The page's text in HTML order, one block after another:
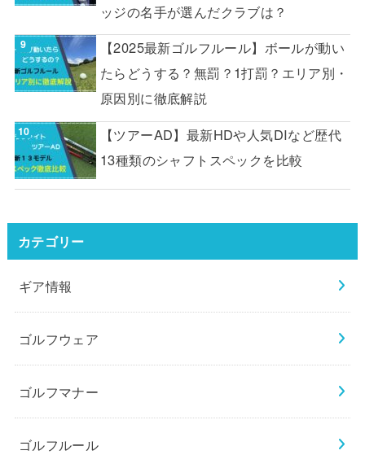
ッジの名手が選んだクラブは？
【2025最新ゴルフルール】ボールが動い
たらどうする？無罰？1打罰？エリア別・
原因別に徹底解説
【ツアーAD】最新HDや人気DIなど歴代
13種類のシャフトスペックを比較
カテゴリー
ギア情報
ゴルフウェア
ゴルフマナー
ゴルフルール